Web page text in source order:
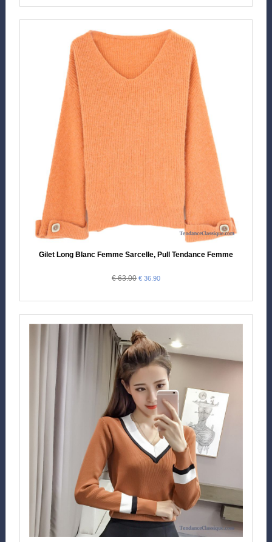
Gilet Long Blanc Femme Sarcelle, Pull Tendance Femme
€ 63.00 € 36.90